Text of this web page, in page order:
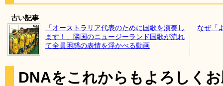
古い記事
「オーストラリア代表のために国歌を演奏し
ます！」隣国のニュージーランド国歌が流れ
て全員困惑の表情を浮かべる動画
なぜ「
DNAをこれからもよろしく